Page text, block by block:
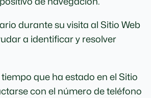
durante su visita al Sitio Web
a identificar y resolver
que ha estado en el Sitio
con el número de teléfono